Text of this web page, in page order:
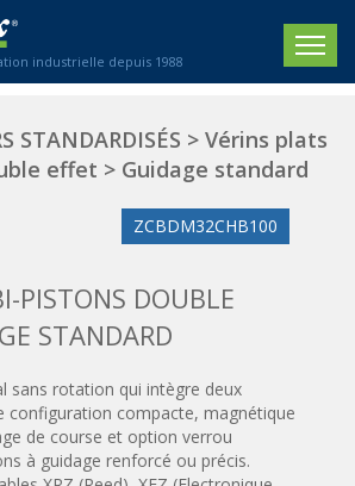
industrielle depuis 1988
ACCUEIL
SOCIÉTÉ
PRODUITS
SECTEURS
Agriculture
Imprimerie
Plasturgie
CONTACT
heureux de vous conseiller !
+33 0 254 553 811
STANDARDISÉS > Vérins plats
effet > Guidage standard
ZCBDM32CHB100
PISTONS DOUBLE
STANDARD
sans rotation qui intègre deux
configuration compacte, magnétique
de course et option verrou
à guidage renforcé ou précis.